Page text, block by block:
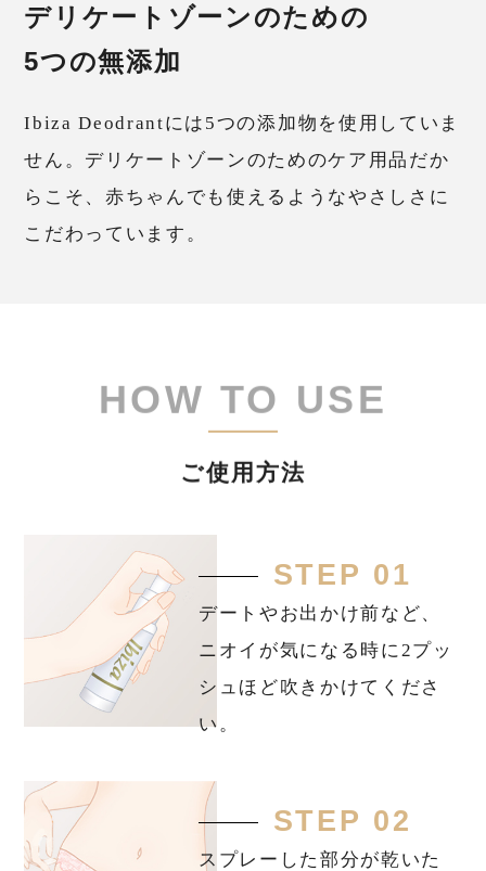
デリケートゾーンのための
5つの無添加
Ibiza Deodrantには5つの添加物を使用していま
せん。デリケートゾーンのためのケア用品だか
らこそ、赤ちゃんでも使えるようなやさしさに
こだわっています。
ご使用方法
STEP 01
デートやお出かけ前など、
ニオイが気になる時に2プッ
シュほど吹きかけてくださ
い。
STEP 02
スプレーした部分が乾いた